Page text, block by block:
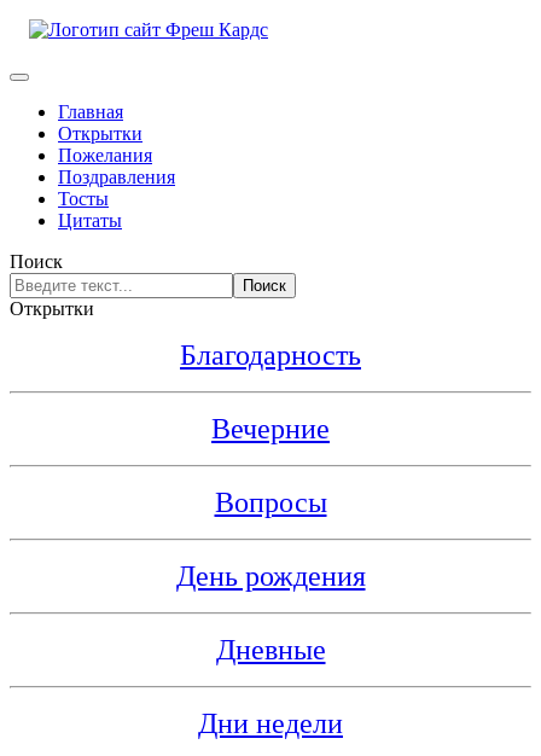
Главная
Открытки
Пожелания
Поздравления
Тосты
Цитаты
Поиск
Поиск
Открытки
Благодарность
Вечерние
Вопросы
День рождения
Дневные
Дни недели